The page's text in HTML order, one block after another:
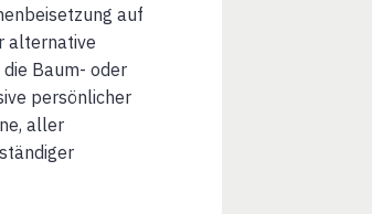
auf
alternative
Baum- oder
persönlicher
aller